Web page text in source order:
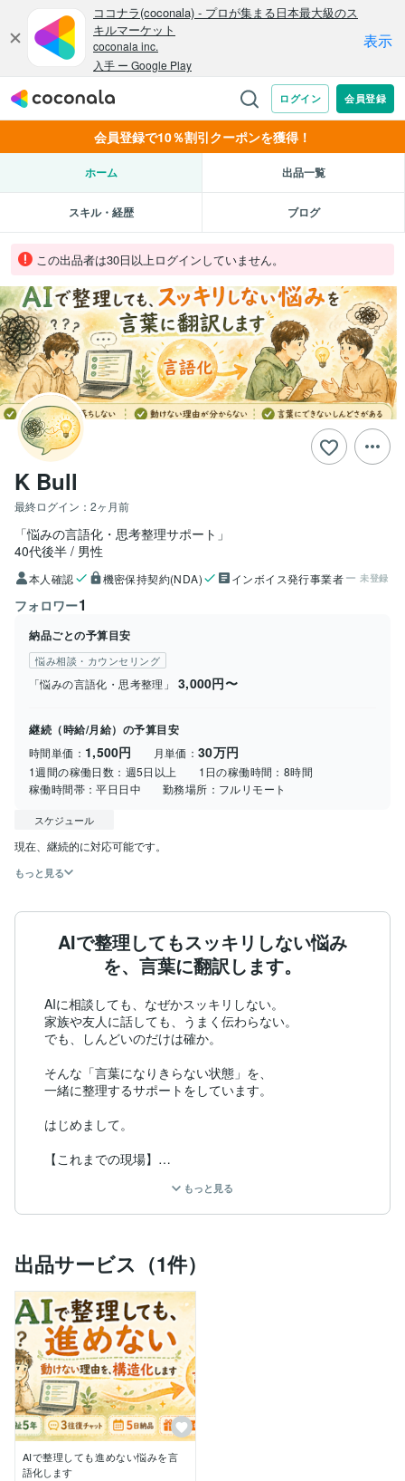
会員登録で10％割引クーポンを獲得！
ホーム 出品一覧
スキル・経歴 ブログ
この出品者は30日以上ログインしていません。
K Bull
最終ログイン： 2ヶ月前
「悩みの言語化・思考整理サポート」
40代後半
男性
本人確認 機密保持契約(NDA) インボイス発行事業者 未登録
フォロワー1
納品ごとの予算目安
悩み相談・カウンセリング
「悩みの言語化・思考整理」 3,000円〜
継続（時給/月給）の予算目安
時間単価： 1,500円 月単価：30万円
1週間の稼働日数： 週5日以上 1日の稼働時間： 8時間
稼働時間帯：平日日中 勤務場所： フルリモート
スケジュール
現在、継続的に対応可能です。
もっと見る
AIで整理してもスッキリしない悩み
を、言葉に翻訳します。
AIに相談しても、なぜかスッキリしない。
家族や友人に話しても、うまく伝わらない。
でも、しんどいのだけは確か。
そんな「言葉になりきらない状態」を、
一緒に整理するサポートをしています。
はじめまして。
【これまでの現場】
・重度訪問介護（身体障害者支援）
・放課後等デイサービス
身体で動けない人、心で動けない人、状況で動けない
人。
立ち止まり方は違っても、共通していたのは
「自分でもなぜ動けないのか言葉にできない」ことでし
た。
そして言語化できると、人は不思議なくらい
自分の足で動き始めます。
これは支援する側としてだけでなく、
自分自身も働けなくなり、動けなくなり、
頭の中がぐちゃぐちゃになった経験から実感していま
もっと見る
出品サービス（1件）
AIで整理しても進めない悩みを言
語化します